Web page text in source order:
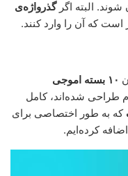
البته اگرگذرواژه‌ی
است که آن را وارد کنند.
۱۰ بسته اموجی
طراحی شده‌اند، کامل
که به طور اختصاصی برای
کرده‌ایم.